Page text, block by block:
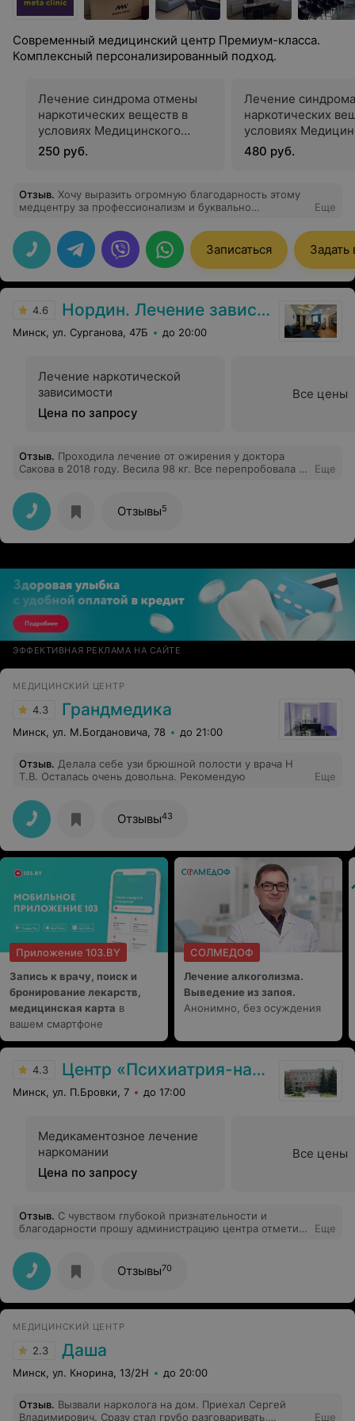
Современный медицинский центр Премиум-класса.
Комплексный персонализированный подход.
Лечение синдрома отмены
наркотических веществ в
условиях Медицинского
Центра (длительность
пребывания и лечения 3-4
250 руб.
Лечение
наркотических
условиях
Центра
пребывания и
480 руб.
Отзыв. Хочу выразить огромную благодарность этому
медцентру за профессионализм и буквально
Еще
Записаться Задать
4.6 Нордин. Лечение зависимостей
Минск, ул. Сурганова, 47Б до 20:00
Лечение наркотической
зависимости
Цена по запросу
Все цены
Отзыв. Проходила лечение от ожирения у доктора
Сакова в 2018 году. Весила 98 кг. Все перепробовала и
приводило к срыву и перееданию. После лечения у
доктора Сайкова через 3 месяца ушло 18 кг. А через
год еще 20. Вес не набираю. Соблюдаю рекомендации
доктора. Спасибо за помощь и сброшенные
килограммы!!!!
Еще
Отзывы5
ЭФФЕКТИВНАЯ РЕКЛАМА НА САЙТЕ
МЕДИЦИНСКИЙ ЦЕНТР
4.3 Грандмедика
Минск, ул. М.Богдановича, 78 до 21:00
Отзыв. Делала себе узи брюшной полости у врача Н
Т.В. Осталась очень довольна. Рекомендую
Еще
Отзывы43
Приложение 103.BY
Запись к врачу, поиск и
бронирование лекарств,
медицинская карта в
вашем смартфоне
СОЛМЕДОФ
Лечение алкоголизма.
Выведение из запоя.
Анонимно, без осуждения
4.3 Центр «Психиатрия-наркология»
Минск, ул. П.Бровки, 7 до 17:00
Медикаментозное лечение
наркомании
Цена по запросу
Все цены
Отзыв. С чувством глубокой признательности и
благодарности прошу администрацию центра отметить
профессионала Суходольскую Татьяну Анатольевну. В
трудную минуту она помогла моему зятю найти свой
путь в жизни, начать лечение и мы надеемся
избавиться от наркозависимости. С уважением,
Екатерина Петровна.
Еще
Отзывы70
МЕДИЦИНСКИЙ ЦЕНТР
2.3 Даша
Минск, ул. Кнорина, 13/2Н до 20:00
Отзыв. Вызвали нарколога на дом. Приехал Сергей
Владимирович. Сразу стал грубо разговаривать,
Еще